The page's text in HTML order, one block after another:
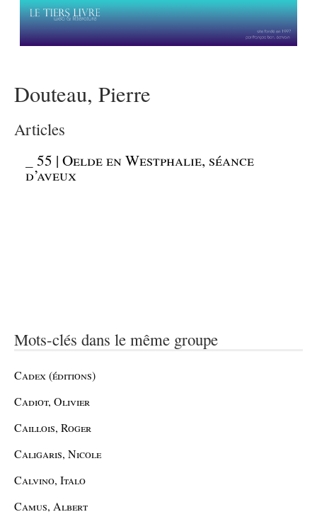
Douteau, Pierre
Articles
_55 | Oelde en Westphalie, séance
d’aveux
Mots-clés dans le même groupe
Cadex (éditions)
Cadiot, Olivier
Caillois, Roger
Caligaris, Nicole
Calvino, Italo
Camus, Albert